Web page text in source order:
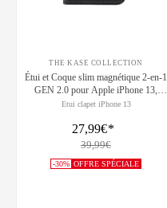
THE KASE COLLECTION
Étui et Coque slim magnétique 2-en-1
GEN 2.0 pour Apple iPhone 13,
Noir
Etui clapet iPhone 13
27,99€*
39,99€
-30% OFFRE SPÉCIALE